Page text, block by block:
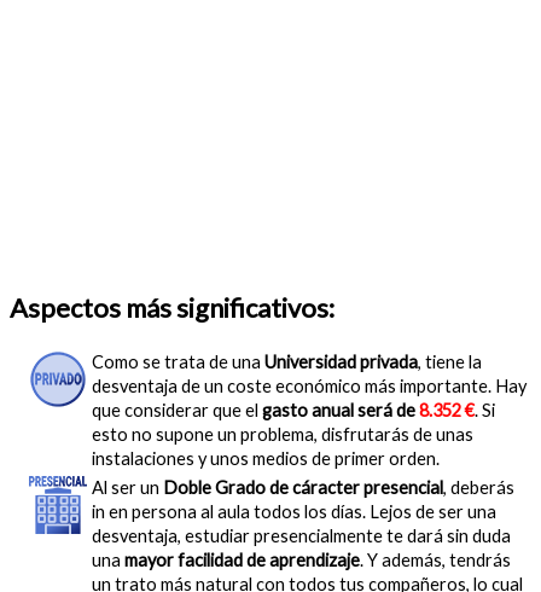
Aspectos más significativos:
Como se trata de una Universidad privada, tiene la
desventaja de un coste económico más importante. Hay
que considerar que el gasto anual será de8.352 €. Si
esto no supone un problema, disfrutarás de unas
instalaciones y unos medios de primer orden.
Al ser un Doble Grado de cáracter presencial, deberás
in en persona al aula todos los días. Lejos de ser una
desventaja, estudiar presencialmente te dará sin duda
una mayor facilidad de aprendizaje. Y además, tendrás
un trato más natural con todos tus compañeros, lo cual